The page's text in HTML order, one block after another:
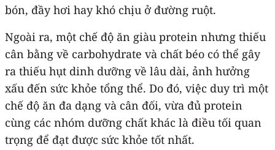
bón, đầy hơi hay khó chịu ở đường ruột.
Ngoài ra, một chế độ ăn giàu protein nhưng thiếu
cân bằng về carbohydrate và chất béo có thể gây
ra thiếu hụt dinh dưỡng về lâu dài, ảnh hưởng
xấu đến sức khỏe tổng thể. Do đó, việc duy trì một
chế độ ăn đa dạng và cân đối, vừa đủ protein
cùng các nhóm dưỡng chất khác là điều tối quan
trọng để đạt được sức khỏe tốt nhất.